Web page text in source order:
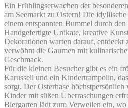
Ein Frühlingserwachen der
am Seemarkt zu Ostern! Die
einem entspannten Bummel durch
Handgefertigte Unikate, kreative
Dekorationen warten darauf, entdeckt
verwöhnt die Gaumen mit
Geschmack.
Für die kleinen Besucher gibt es ein
Karussell und ein Kindertrampolin,
sorgt. Der Osterhase
Kinder mit süßen Überraschungen
Biergarten lädt zum Verweilen ein, wo